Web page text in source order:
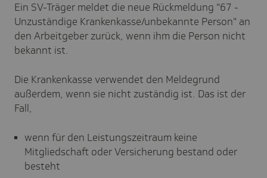
Ein SV-Träger meldet die neue Rückmeldung "67 -
Unzuständige Krankenkasse/unbekannte Person" an
den Arbeitgeber zurück, wenn ihm die Person nicht
bekannt ist.
Die Krankenkasse verwendet den Meldegrund
außerdem, wenn sie nicht zuständig ist. Das ist der
Fall,
wenn für den Leistungszeitraum keine
Mitgliedschaft oder Versicherung bestand oder
besteht